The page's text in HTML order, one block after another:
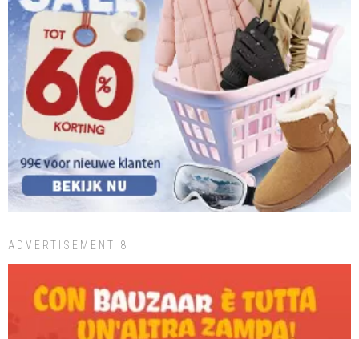
ADVERTISEMENT 8